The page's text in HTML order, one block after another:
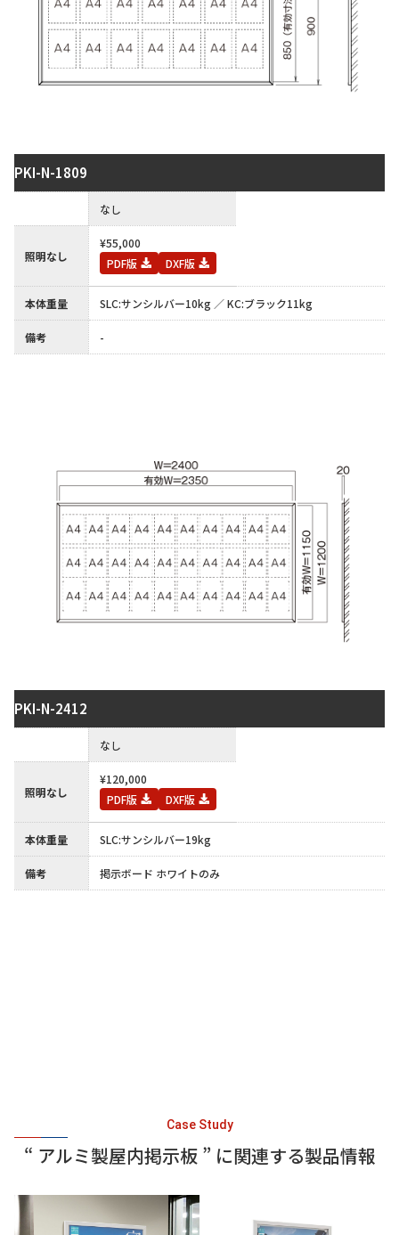
PKI-N-1809
なし
照明なし
¥55,000
PDF版
DXF版
本体重量 SLC:サンシルバー10kg ／ KC:ブラック11kg
備考 -
PKI-N-2412
なし
照明なし
¥120,000
PDF版
DXF版
本体重量 SLC:サンシルバー19kg
備考 掲示ボード ホワイトのみ
“ アルミ製屋内掲示板 ” に関連する製品情報
Case Study